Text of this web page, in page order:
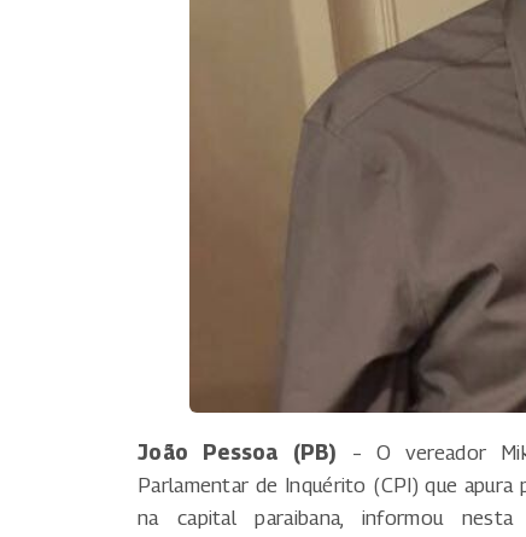
João Pessoa (PB) – O vereador
Parlamentar de Inquérito (CPI) que
na capital paraibana, informou